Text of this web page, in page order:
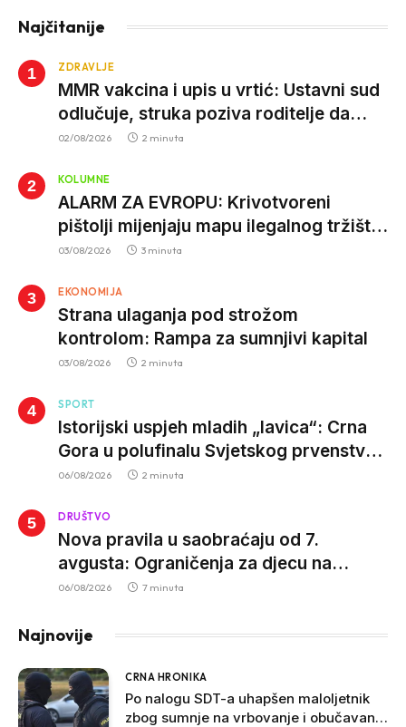
Najčitanije
ZDRAVLJE
MMR vakcina i upis u vrtić: Ustavni sud
odlučuje, struka poziva roditelje da
vjeruju nauci
02/08/2026 2 minuta
KOLUMNE
ALARM ZA EVROPU: Krivotvoreni
pištolji mijenjaju mapu ilegalnog tržišta,
istrage ukazuju na proizvodnju van EU
03/08/2026 3 minuta
EKONOMIJA
Strana ulaganja pod strožom
kontrolom: Rampa za sumnjivi kapital
03/08/2026 2 minuta
SPORT
Istorijski uspjeh mladih „lavica“: Crna
Gora u polufinalu Svjetskog prvenstva
nakon pobjede nad Slovačkom
06/08/2026 2 minuta
DRUŠTVO
Nova pravila u saobraćaju od 7.
avgusta: Ograničenja za djecu na
trotinetima i mlade vozače, veće kazne
06/08/2026 7 minuta
Najnovije
CRNA HRONIKA
Po nalogu SDT-a uhapšen maloljetnik
zbog sumnje na vrbovanje i obučavanje